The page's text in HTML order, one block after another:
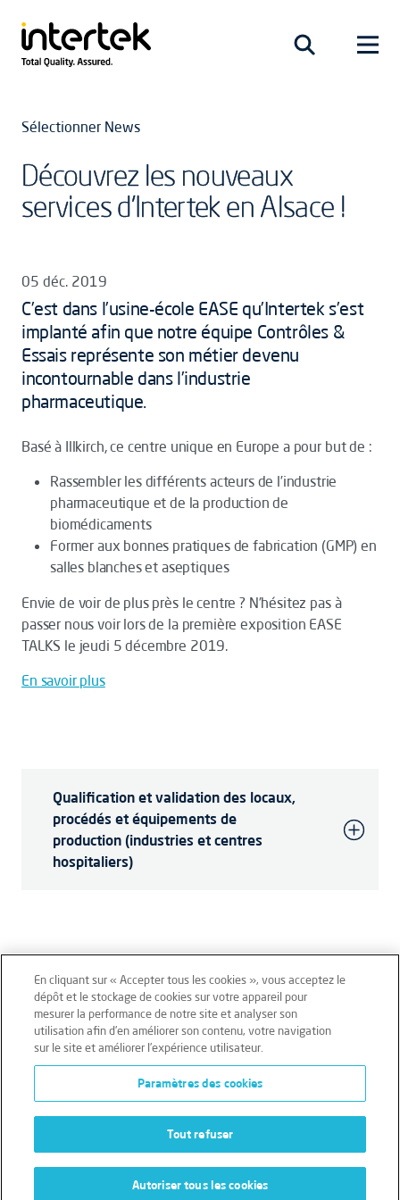
Sélectionner News
Découvrez les nouveaux
services d’Intertek en Alsace !
05 déc. 2019
C’est dans l’usine-école EASE qu’Intertek s’est
implanté afin que notre équipe Contrôles &
Essais représente son métier devenu
incontournable dans l’industrie
pharmaceutique.
Basé à Illkirch, ce centre unique en Europe a pour but de :
Rassembler les différents acteurs de l’industrie
pharmaceutique et de la production de
biomédicaments
Former aux bonnes pratiques de fabrication (GMP) en
salles blanches et aseptiques
Envie de voir de plus près le centre ? N’hésitez pas à
passer nous voir lors de la première exposition EASE
TALKS le jeudi 5 décembre 2019.
En savoir plus
Qualification et validation des locaux,
procédés et équipements de
production (industries et centres
hospitaliers)
Mentions légales
Conditions générales
Données personnelles
Données personnelles – Volontaires
Cookies
En cliquant sur « Accepter tous les cookies », vous acceptez le
dépôt et le stockage de cookies sur votre appareil pour
mesurer la performance de notre site et analyser son
utilisation afin d’en améliorer son contenu, votre navigation
sur le site et améliorer l’expérience utilisateur.
Paramètres des cookies
Tout refuser
Autoriser tous les cookies